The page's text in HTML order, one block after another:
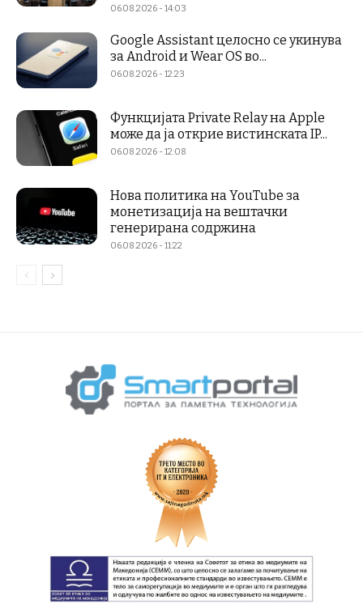
06.08.2026 - 14:03
Google Assistant целосно се укинува
за Android и Wear OS во...
06.08.2026 - 12:23
Функцијата Private Relay на Apple
може да ја открие вистинската IP...
06.08.2026 - 12:08
Нова политика на YouTube за
монетизација на вештачки
генерирана содржина
06.08.2026 - 11:22